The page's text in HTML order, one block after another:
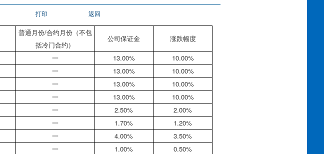
打印 返回
普通月份/合约月份（不包
括冷门合约）
公司保证金 涨跌幅度
一 13.00%
10.00%
一 13.00%
10.00%
一 13.00%
10.00%
一 13.00%
10.00%
一 2.50%
2.00%
一 1.70%
1.20%
一 4.00%
3.50%
一 1.00% 0.50%